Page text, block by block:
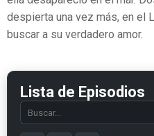
despierta una vez más, en el
buscar a su verdadero amor.
Lista de Episodios
Search
episode